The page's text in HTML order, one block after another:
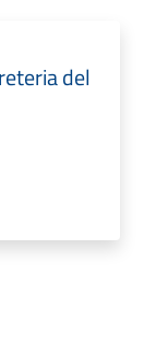
del